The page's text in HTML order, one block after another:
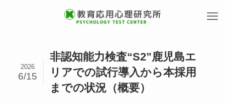
非認知能力検査“S2”鹿児島エ
リアでの試行導入から本採用
までの状況（概要）
2026
6/15